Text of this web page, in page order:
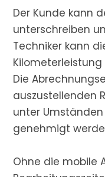
Der Kunde kann
unterschreiben
Techniker kann
Die
auszustellenden
unter
genehmigt
Ohne die mobile